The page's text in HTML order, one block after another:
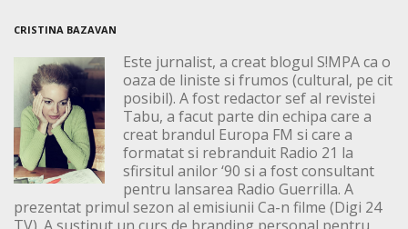
CRISTINA BAZAVAN
Este jurnalist, a creat blogul S!MPA ca o
oaza de liniste si frumos (cultural, pe cit
posibil). A fost redactor sef al revistei
Tabu, a facut parte din echipa care a
creat brandul Europa FM si care a
formatat si rebranduit Radio 21 la
sfirsitul anilor ‘90 si a fost consultant
pentru lansarea Radio Guerrilla. A
prezentat primul sezon al emisiunii Ca-n filme (Digi 24